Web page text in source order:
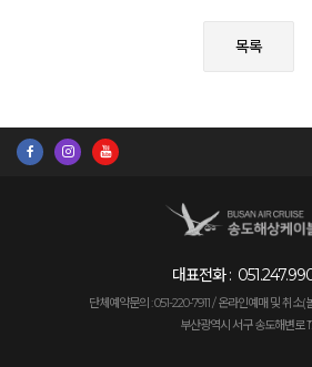
목록
대표전화 :
단체예약문의 : 051-220-7911 / 온라인예매 및 취소(
부산광역시 서구 송도해변로